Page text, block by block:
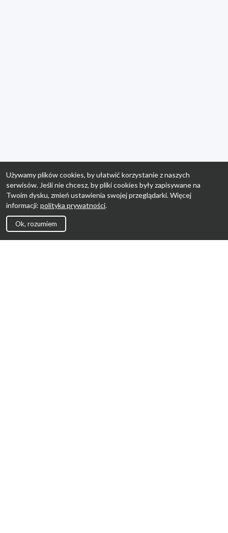
Używamy plików cookies, by ułatwić korzystanie z naszych
serwisów. Jeśli nie chcesz, by pliki cookies były zapisywane na
Twoim dysku, zmień ustawienia swojej przeglądarki. Więcej
informacji: polityka prywatności.
Ok, rozumiem